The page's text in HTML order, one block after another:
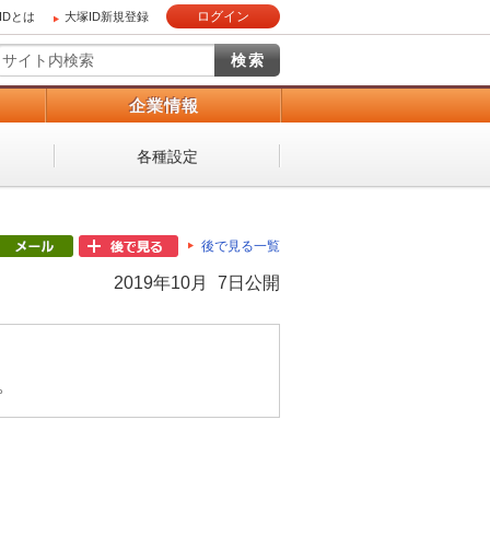
とは 大塚ID新規登録 ログイン
企業情報
各種設定
後で見る一覧
2019年10月 7日公開